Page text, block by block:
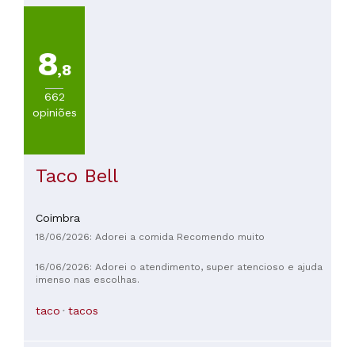
8,8
662
opiniões
Taco Bell
Coimbra
18/06/2026: Adorei a comida Recomendo muito
16/06/2026: Adorei o atendimento, super atencioso e ajuda
imenso nas escolhas.
taco tacos